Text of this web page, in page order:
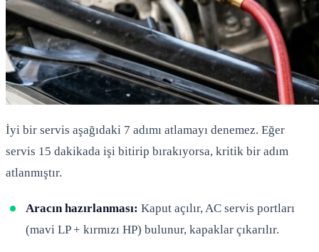
İyi bir servis aşağıdaki 7 adımı atlamayı denemez. Eğer
servis 15 dakikada işi bitirip bırakıyorsa, kritik bir adım
atlanmıştır.
Aracın hazırlanması: Kaput açılır, AC servis portları
(mavi LP + kırmızı HP) bulunur, kapaklar çıkarılır.